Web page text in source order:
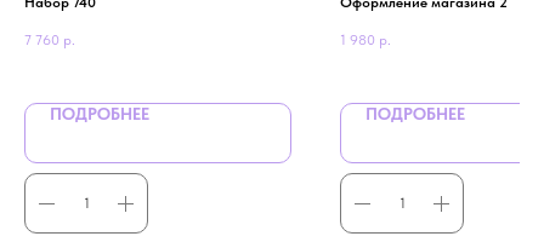
7 760 р.
ПОДРОБНЕЕ
1 980 р.
ПОДРОБНЕЕ